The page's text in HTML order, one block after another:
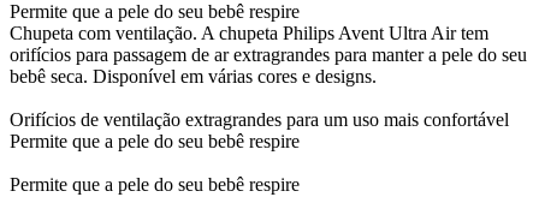
Permite que a pele do seu bebê respire
Chupeta com ventilação. A chupeta Philips Avent Ultra Air tem
orifícios para passagem de ar extragrandes para manter a pele do seu
bebê seca. Disponível em várias cores e designs.
Orifícios de ventilação extragrandes para um uso mais confortável
Permite que a pele do seu bebê respire
Permite que a pele do seu bebê respire